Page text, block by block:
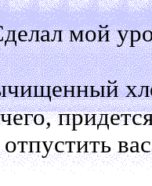
мой